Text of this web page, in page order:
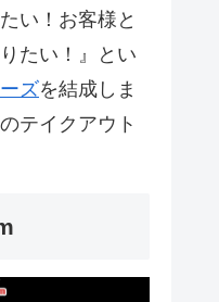
い！お客様と
たい！』とい
ズを結成しま
テイクアウト